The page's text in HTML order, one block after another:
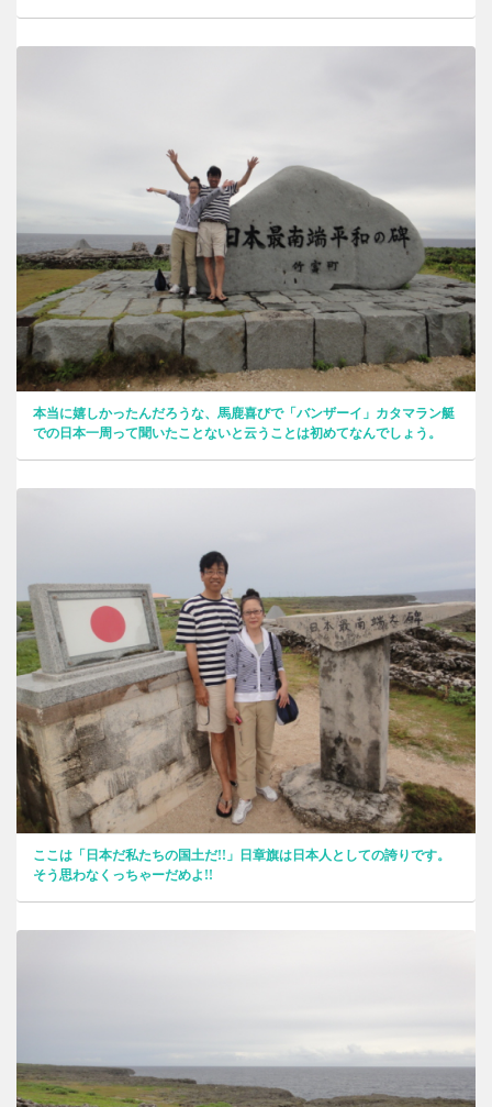
本当に嬉しかったんだろうな、馬鹿喜びで「バンザーイ」カタマラン艇
での日本一周って聞いたことないと云うことは初めてなんでしょう。
ここは「日本だ私たちの国土だ!!」日章旗は日本人としての誇りです。
そう思わなくっちゃーだめよ!!